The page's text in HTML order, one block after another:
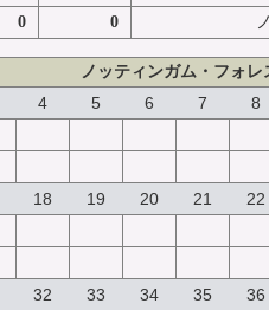
0 0
ノッティンガム・フォレ
4 5 6 7 8
18 19 20 21 22
32 33 34 35 36